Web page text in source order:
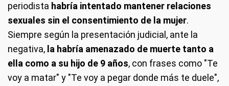
periodista habría intentado mantener relaciones
sexuales sin el consentimiento de la mujer.
Siempre según la presentación judicial, ante la
negativa, la habría amenazado de muerte tanto a
ella como a su hijo de 9 años, con frases como "Te
voy a matar" y "Te voy a pegar donde más te duele",